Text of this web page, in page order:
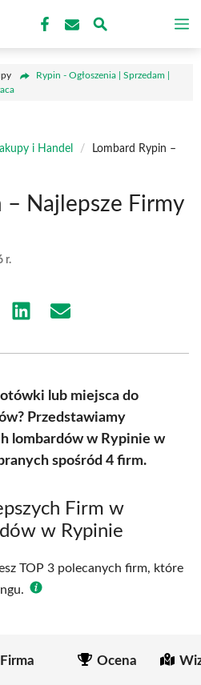
Rypin - Ogłoszenia | Sprzedam |
i Handel /
Lombard Rypin –
– Najlepsze Firmy
r.
Share Share
lub miejsca do
Przedstawiamy
lombardów w Rypinie w
spośród 4 firm.
Firm w
w Rypinie
TOP 3 polecanych firm, które
Firma Ocena